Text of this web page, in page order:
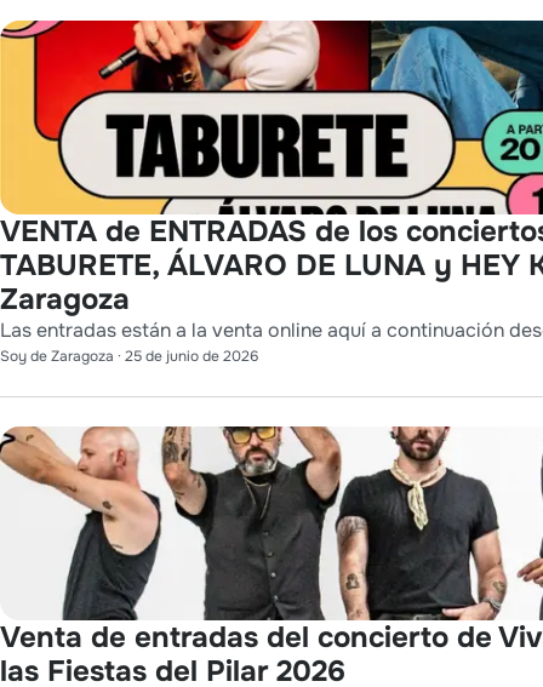
VENTA de ENTRADAS de los
TABURETE, ÁLVARO DE LUNA y HEY
Zaragoza
Las entradas están a la venta online aquí a continuación
Soy de Zaragoza · 25 de junio de 2026
Venta de entradas del concierto de
las Fiestas del Pilar 2026